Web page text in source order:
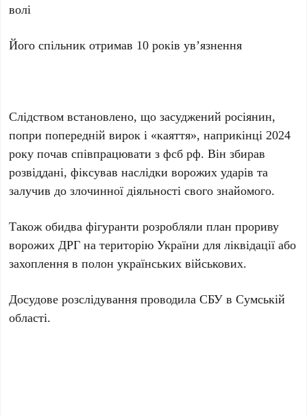
волі
Його спільник отримав 10 років ув’язнення
Слідством встановлено, що засуджений росіянин,
попри попередній вирок і «каяття», наприкінці 2024
року почав співпрацювати з фсб рф. Він збирав
розвіддані, фіксував наслідки ворожих ударів та
залучив до злочинної діяльності свого знайомого.
Також обидва фігуранти розробляли план прориву
ворожих ДРГ на територію України для ліквідації або
захоплення в полон українських військових.
Досудове розслідування проводила СБУ в Сумській
області.